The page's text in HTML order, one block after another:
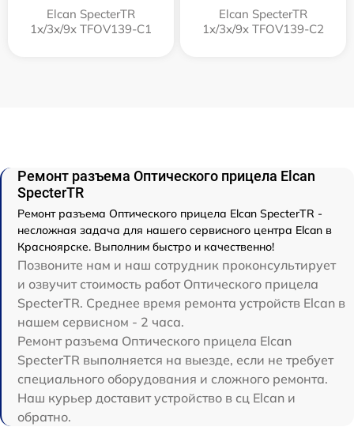
Elcan SpecterTR
1x/3x/9x TFOV139-C1
Elcan SpecterTR
1x/3x/9x TFOV139-C2
Ремонт разъема Оптического прицела Elcan
SpecterTR
Ремонт разъема Оптического прицела Elcan SpecterTR -
несложная задача для нашего сервисного центра Elcan в
Красноярске. Выполним быстро и качественно!
Позвоните нам и наш сотрудник проконсультирует
и озвучит стоимость работ Оптического прицела
SpecterTR. Среднее время ремонта устройств Elcan в
нашем сервисном - 2 часа.
Ремонт разъема Оптического прицела Elcan
SpecterTR выполняется на выезде, если не требует
специального оборудования и сложного ремонта.
Наш курьер доставит устройство в сц Elcan и
обратно.